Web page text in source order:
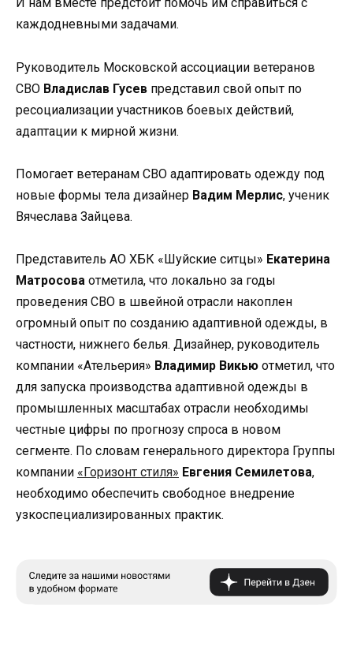
И нам вместе предстоит помочь им справиться с
каждодневными задачами.
Руководитель Московской ассоциации ветеранов
СВО Владислав Гусев представил свой опыт по
ресоциализации участников боевых действий,
адаптации к мирной жизни.
Помогает ветеранам СВО адаптировать одежду под
новые формы тела дизайнер Вадим Мерлис, ученик
Вячеслава Зайцева.
Представитель АО ХБК «Шуйские ситцы» Екатерина
Матросова отметила, что локально за годы
проведения СВО в швейной отрасли накоплен
огромный опыт по созданию адаптивной одежды, в
частности, нижнего белья. Дизайнер, руководитель
компании «Ательерия» Владимир Викью отметил, что
для запуска производства адаптивной одежды в
промышленных масштабах отрасли необходимы
честные цифры по прогнозу спроса в новом
сегменте. По словам генерального директора Группы
компании «Горизонт стиля» Евгения Семилетова,
необходимо обеспечить свободное внедрение
узкоспециализированных практик.